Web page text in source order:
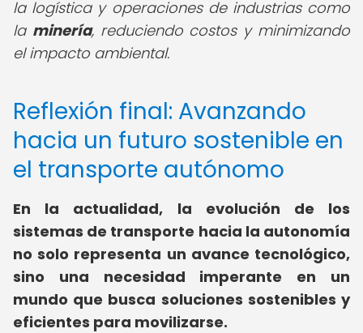
la logística y operaciones de industrias como
la minería, reduciendo costos y minimizando
el impacto ambiental.
Reflexión final: Avanzando
hacia un futuro sostenible en
el transporte autónomo
En la actualidad, la evolución de los
sistemas de transporte hacia la autonomía
no solo representa un avance tecnológico,
sino una necesidad imperante en un
mundo que busca soluciones sostenibles y
eficientes para movilizarse.